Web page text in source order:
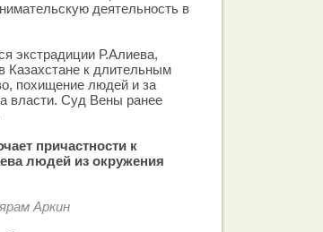
деятельность в
экстрадиции Р.Алиева,
Казахстане к длительным
похищение людей и за
власти. Суд Вены ранее
причастности к
людей из окружения
Аркин